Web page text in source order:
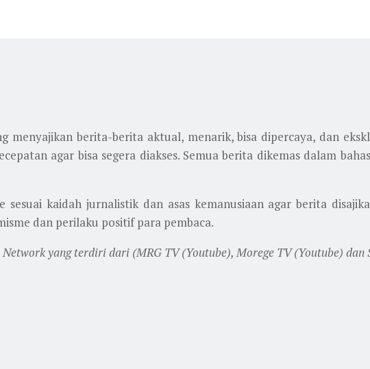
menyajikan berita-berita aktual, menarik, bisa dipercaya, dan
agar bisa segera diakses. Semua berita dikemas dalam
sesuai kaidah jurnalistik dan asas kemanusiaan agar berita
dan perilaku positif para pembaca.
yang terdiri dari (MRG TV (Youtube), Morege TV (Youtube) dan